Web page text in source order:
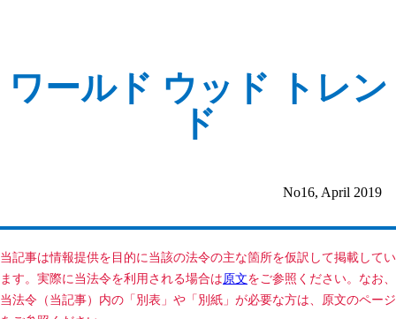
ワールド ウッド トレン
ド
No16, April 2019
当記事は情報提供を目的に当該の法令の主な箇所を仮訳して掲載してい
ます。実際に当法令を利用される場合は原文をご参照ください。なお、
当法令（当記事）内の「別表」や「別紙」が必要な方は、原文のページ